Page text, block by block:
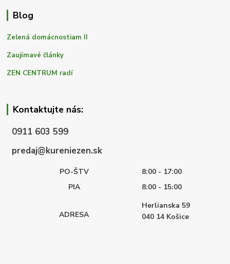
Blog
Zelená domácnostiam II
Zaujímavé články
ZEN CENTRUM radí
Kontaktujte nás:
0911 603 599
predaj@kureniezen.sk
PO-ŠTV
8:00 - 17:00
PIA
8:00 - 15:00
ADRESA
Herlianska 59
040 14 Košice